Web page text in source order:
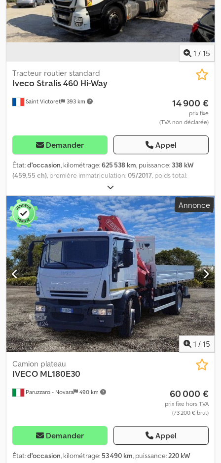
1 / 15
Saint Victoret 393 km
Tracteur routier standard
Iveco Stralis 460 Hi-Way
14 900 €
prix fixe
(TVA non déclarée)
Demander Appel
État:d'occasion, kilométrage:625 538 km, puissance: 338 kW
(459,55 ch), première immatriculation:05/2017, poids total:
, dimension des pneus:-
type d'engrenage:automatique, classe d'émission:Euro 6, Année
de construction:2017, RETARDER CLIM DE NUIT WIR SPRECHEN
DEUTSCH WE SPEAK ENGLISH PO RUSSKI GOVORIM HABLAMOS
ESPAÑOL GOVORIM SERPSKI FOLMI SHQIPE Délai de livraison (en
jours): 1 Type de climatisation: Climatisation automatique
Puissance: 460CV DIN Cedpfjzrzqxsx Aclorf Puissance: 338kW
Puissance fiscale: 30CV Cylindrée: 11120cm³
Annonce
1 / 15
Paruzzaro - Novara 490 km
Camion plateau
IVECO ML180E30
60 000 €
prix fixe hors TVA
(73 200 € brut)
Demander Appel
État:d'occasion, kilométrage: 53 490 km, puissance:220 kW